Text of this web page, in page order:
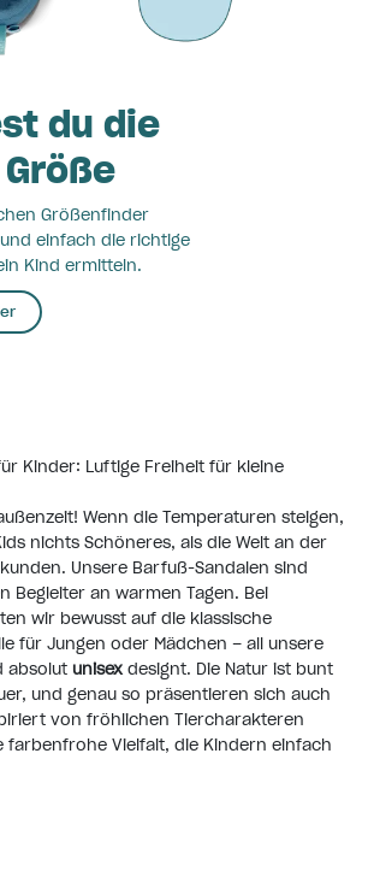
du die
Größenfinder
einfach die richtige
Kind ermitteln.
Kinder: Luftige Freiheit für kleine
Wenn die Temperaturen steigen,
nichts Schöneres, als die Welt an der
Unsere Barfuß-Sandalen sind
Begleiter an warmen Tagen. Bei
wir bewusst auf die klassische
für Jungen oder Mädchen – all unsere
absolut unisexdesignt. Die Natur ist bunt
und genau so präsentieren sich auch
von fröhlichen Tiercharakteren
farbenfrohe Vielfalt, die Kindern einfach